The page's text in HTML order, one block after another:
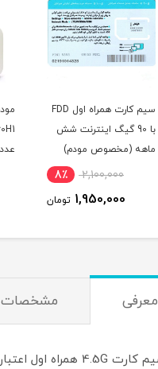
مودم آنلاک ایرانسل مدل
13,500,000
12,890,000 تومان
معرفی مشخصات